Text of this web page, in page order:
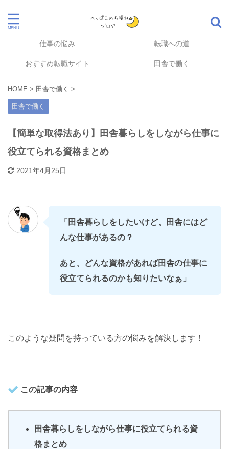
仕事の悩み 転職への道
おすすめ転職サイト 田舎で働く
HOME > 田舎で働く >
田舎で働く
【簡単な取得法あり】田舎暮らしをしながら仕事に
役立てられる資格まとめ
2021年4月25日
「田舎暮らしをしたいけど、田舎にはど
んな仕事があるの？
あと、どんな資格があれば田舎の仕事に
役立てられるのかも知りたいなぁ」
このような疑問を持っている方の悩みを解決します！
この記事の内容
田舎暮らしをしながら仕事に役立てられる資
格まとめ